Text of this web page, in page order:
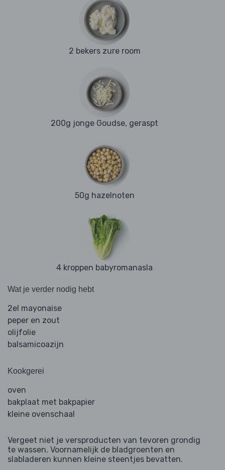
2 bekers zure room
200g jonge Goudse, geraspt
50g hazelnoten
4 kroppen babyromanasla
Wat je verder nodig hebt
2el mayonaise
peper en zout
olijfolie
balsamicoazijn
Kookgerei
oven
bakplaat met bakpapier
kleine ovenschaal
Vergeet niet je versproducten van tevoren grondig
te wassen. Voornamelijk de bladgroenten en
slabladeren kunnen kleine steentjes bevatten.